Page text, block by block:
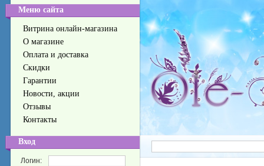
Меню сайта
Витрина онлайн-магазина
О магазине
Оплата и доставка
Скидки
Гарантии
Новости, акции
Отзывы
Контакты
Вход
Логин: